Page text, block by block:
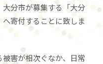
分市が募集する「大分
寄付することに致しま
害が相次ぐなか、日常